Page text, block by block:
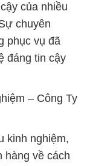
của nhiều
chuyên
phục vụ đã
đáng tin cậy
– Công Ty
kinh nghiệm,
hàng về cách